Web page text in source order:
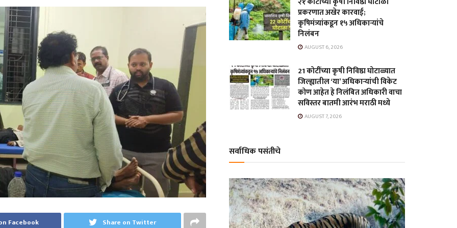
Facebook Share on Twitter
प्रकरणात अखेर कारवाई;
कृषिमंत्र्यांकडून १५ अधिकाऱ्यांचे
निलंबन
AUGUST 6, 2026
21 कोटींच्या कृषी निविष्ठा घोटाळ्यात
जिल्ह्यातील ‘या’ अधिकाऱ्यांची विकेट
कोण आहेत हे निलंबित अधिकारी वाचा
सविस्तर बातमी आरंभ मराठी मध्ये
AUGUST 7, 2026
सर्वाधिक पसंतीचे